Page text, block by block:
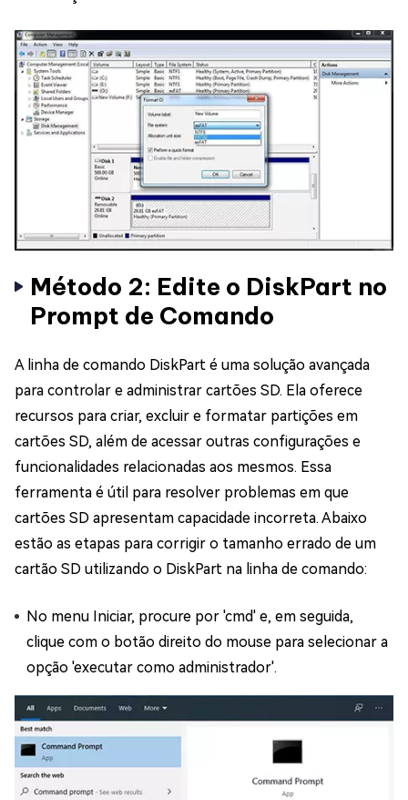
Método 2: Edite o DiskPart no
Prompt de Comando
A linha de comando DiskPart é uma solução avançada
para controlar e administrar cartões SD. Ela oferece
recursos para criar, excluir e formatar partições em
cartões SD, além de acessar outras configurações e
funcionalidades relacionadas aos mesmos. Essa
ferramenta é útil para resolver problemas em que
cartões SD apresentam capacidade incorreta. Abaixo
estão as etapas para corrigir o tamanho errado de um
cartão SD utilizando o DiskPart na linha de comando:
No menu Iniciar, procure por 'cmd' e, em seguida,
clique com o botão direito do mouse para selecionar a
opção 'executar como administrador'.